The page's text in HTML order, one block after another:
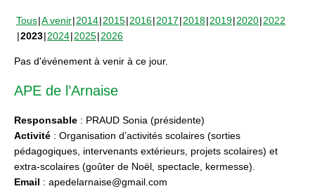
Tous A venir 2014 2015 2016 2017 2018 2019 2020 2022
2023 2024 2025 2026
Pas d'événement à venir à ce jour.
APE de l’Arnaise
Responsable : PRAUD Sonia (présidente)
Activité : Organisation d’activités scolaires (sorties
pédagogiques, intervenants extérieurs, projets scolaires) et
extra-scolaires (goûter de Noël, spectacle, kermesse).
Email : apedelarnaise@gmail.com